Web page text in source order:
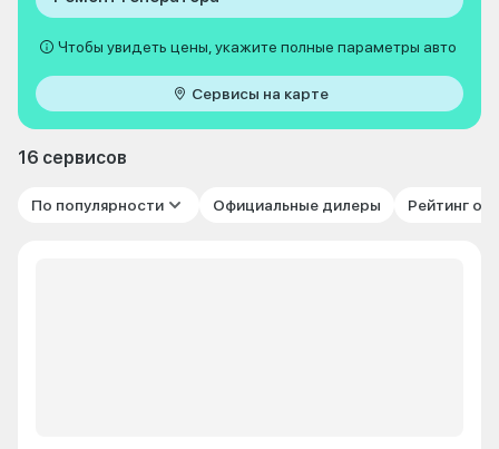
Чтобы увидеть цены, укажите полные параметры авто
Сервисы на карте
16 сервисов
По популярности Официальные дилеры Рейтинг